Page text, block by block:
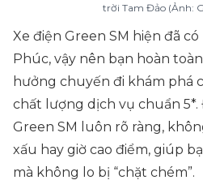
trời Tam Đảo (Ảnh:
Xe điện Green SM hiện đã
Phúc, vậy nên bạn hoàn
hưởng chuyến đi khám phá
chất lượng dịch vụ chuẩn
Green SM luôn rõ ràng,
xấu hay giờ cao điểm, giúp
mà không lo bị “chặt chém”.